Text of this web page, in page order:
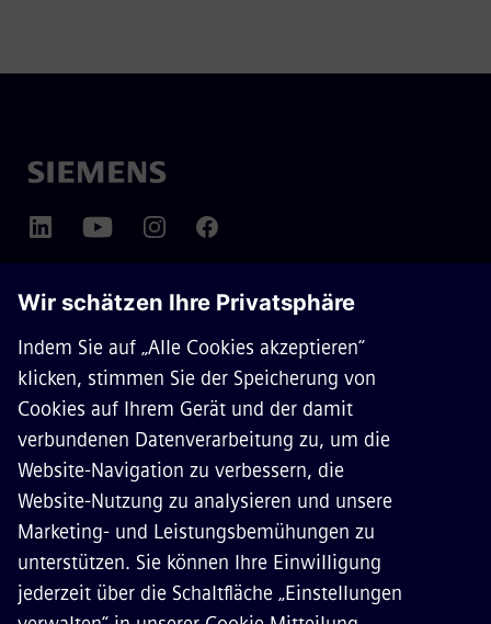
ÜBER SIEMENS MOBILITY
KONTAKT
KARRIERE
© Siemens Mobility2026